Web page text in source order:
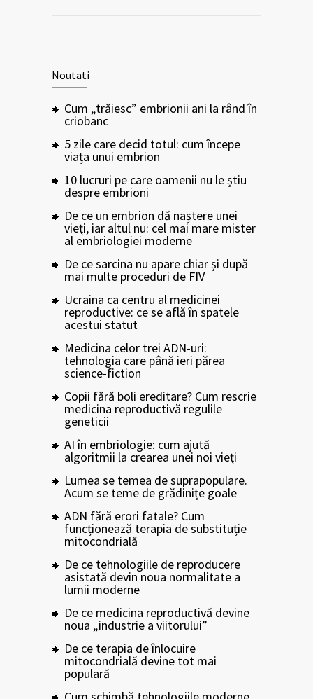
Noutati
Cum „trăiesc” embrionii ani la rând în
criobanc
5 zile care decid totul: cum începe
viața unui embrion
10 lucruri pe care oamenii nu le știu
despre embrioni
De ce un embrion dă naștere unei
vieți, iar altul nu: cel mai mare mister
al embriologiei moderne
De ce sarcina nu apare chiar și după
mai multe proceduri de FIV
Ucraina ca centru al medicinei
reproductive: ce se află în spatele
acestui statut
Medicina celor trei ADN-uri:
tehnologia care până ieri părea
science-fiction
Copii fără boli ereditare? Cum rescrie
medicina reproductivă regulile
geneticii
AI în embriologie: cum ajută
algoritmii la crearea unei noi vieți
Lumea se temea de suprapopulare.
Acum se teme de grădinițe goale
ADN fără erori fatale? Cum
funcționează terapia de substituție
mitocondrială
De ce tehnologiile de reproducere
asistată devin noua normalitate a
lumii moderne
De ce medicina reproductivă devine
noua „industrie a viitorului”
De ce terapia de înlocuire
mitocondrială devine tot mai
populară